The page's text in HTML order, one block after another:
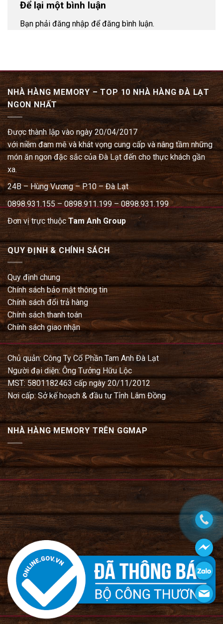
Để lại một bình luận
Bạn phải đăng nhập để đăng bình luận.
NHÀ HÀNG MEMORY – TOP 10 NHÀ HÀNG ĐÀ LẠT
NGON NHẤT
Được thành lập vào ngày 20/04/2017
với niềm đam mê và khát vọng cung cấp và nâng tầm những
món ăn ngon đặc sắc của Đà Lạt đến cho thực khách gần
xa.
24B – Hùng Vương – P.10 – Đà Lạt
0898.931.155 – 0898.911.199 – 0898.931.199
Đơn vị trực thuộcTam Anh Group
QUY ĐỊNH & CHÍNH SÁCH
Quy định chung
Chính sách bảo mật thông tin
Chính sách đổi trả hàng
Chính sách thanh toán
Chính sách giao nhận
Chủ quản: Công Ty Cổ Phần Tam Anh Đà Lạt
Người đại diện: Ông Tưởng Hữu Lộc
MST: 5801182463 cấp ngày 20/11/2012
Nơi cấp: Sở kế hoạch & đầu tư Tỉnh Lâm Đồng
NHÀ HÀNG MEMORY TRÊN GGMAP